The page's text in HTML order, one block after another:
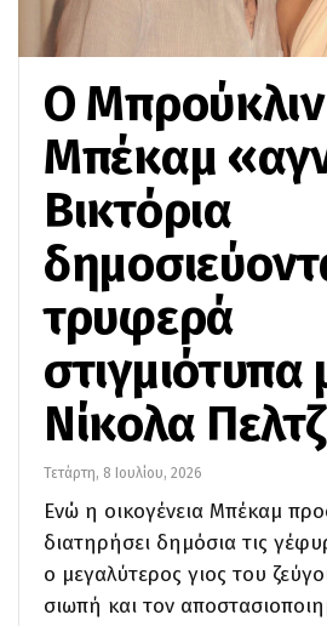
Ο Μπρούκλιν
Μπέκαμ
Βικτόρια
τρυφερά
στιγμιότυπα
Νίκολα Πελτζ
Τετάρτη, 8 Ιουλίου, 2026
Ενώ η οικογένεια Μπέκαμ
διατηρήσει δημόσια τις
ο μεγαλύτερος γιος του
σιωπή και τον